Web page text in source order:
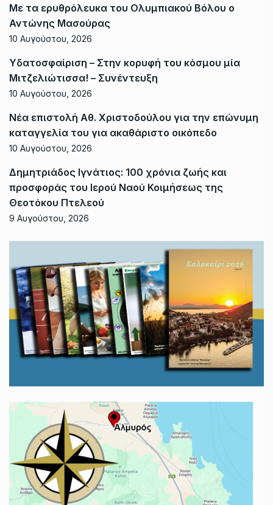
Με τα ερυθρόλευκα του Ολυμπιακού Βόλου ο
Αντώνης Μασούρας
10 Αυγούστου, 2026
Υδατοσφαίριση – Στην κορυφή του κόσμου μία
Μιτζελιώτισσα! – Συνέντευξη
10 Αυγούστου, 2026
Νέα επιστολή Αθ. Χριστοδούλου για την επώνυμη
καταγγελία του για ακαθάριστο οικόπεδο
10 Αυγούστου, 2026
Δημητριάδος Ιγνάτιος: 100 χρόνια ζωής και
προσφοράς του Ιερού Ναού Κοιμήσεως της
Θεοτόκου Πτελεού
9 Αυγούστου, 2026